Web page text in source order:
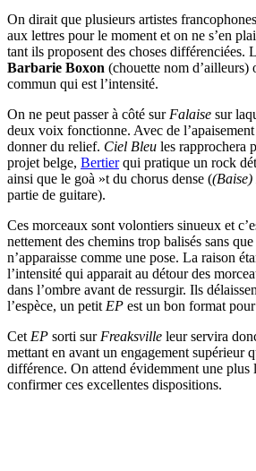
On dirait que plusieurs artistes
aux lettres pour le moment et on ne s’en
tant ils proposent des choses différenciées.
Barbarie Boxon (chouette nom d’ailleurs)
commun qui est l’intensité.
On ne peut passer à côté sur Falaise sur
deux voix fonctionne. Avec de
donner du relief. Ciel Bleu les rapprochera
projet belge, Bertierqui pratique un rock
ainsi que le goà »t du chorus dense (
partie de guitare).
Ces morceaux sont volontiers sinueux et
nettement des chemins trop balisés sans
n’apparaisse comme une pose. La raison
l’intensité qui apparait au détour des
dans l’ombre avant de ressurgir. Ils
l’espèce, un petit EP est un bon format
Cet EP sorti sur Freaksville leur servira
mettant en avant un engagement supérieur
différence. On attend évidemment une plus
confirmer ces excellentes dispositions.